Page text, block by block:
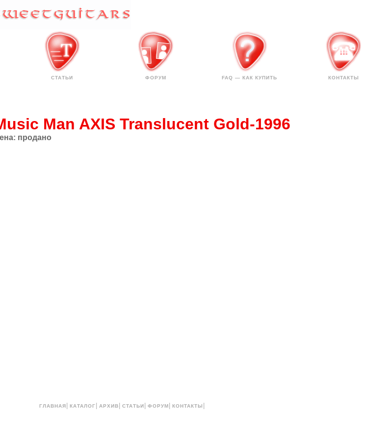
СТАТЬИ ФОРУМ FAQ — КАК КУПИТЬ КОНТАКТЫ
Man AXIS Translucent Gold-1996
продано
ГЛАВНАЯ КАТАЛОГ АРХИВ СТАТЬИ ФОРУМ КОНТАКТЫ